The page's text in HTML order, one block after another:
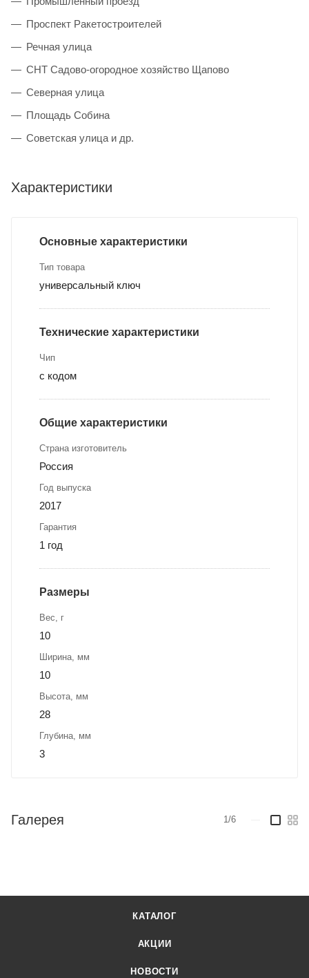
Проспект Ракетостроителей
Речная улица
СНТ Садово-огородное хозяйство Щапово
Северная улица
Площадь Собина
Советская улица и др.
Характеристики
Основные характеристики
Тип товара
универсальный ключ
Технические характеристики
Чип
с кодом
Общие характеристики
Страна изготовитель
Россия
Год выпуска
2017
Гарантия
1 год
Размеры
Вес, г
10
Ширина, мм
10
Высота, мм
28
Глубина, мм
3
Галерея 1/6
КАТАЛОГ
АКЦИИ
НОВОСТИ